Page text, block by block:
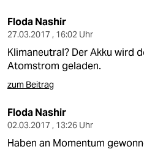
Floda Nashir
27.03.2017 , 16:02 Uhr
Klimaneutral? Der Akku wird
Atomstrom geladen.
zum Beitrag
Floda Nashir
02.03.2017 , 13:26 Uhr
Haben an Momentum